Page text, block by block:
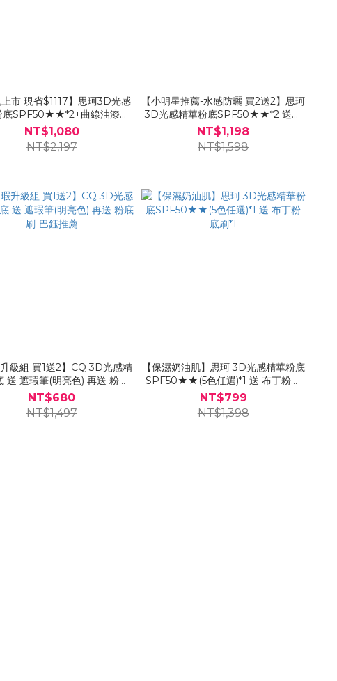
上市 現省$1117】思珂3D光感
底SPF50★★*2+曲線油漆粉
底刷
NT$1,080
NT$2,197
【小明星推薦-水感防曬 買2送2】思珂
3D光感精華粉底SPF50★★*2 送超
水感高效防曬精華 *1 + 粉底刷*1
NT$1,198
NT$1,598
升級組 買1送2】CQ 3D光感精
送 遮瑕筆(明亮色) 再送 粉底
刷-巴鈺推薦
NT$680
NT$1,497
【保濕奶油肌】思珂 3D光感精華粉底
SPF50★★(5色任選)*1 送 布丁粉底
刷*1
NT$799
NT$1,398